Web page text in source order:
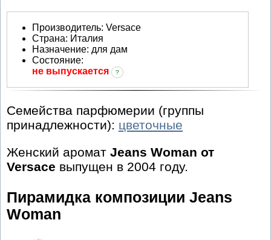
Производитель: Versace
Страна: Италия
Назначение: для дам
Состояние:
не выпускается
?
Семейства парфюмерии (группы
принадлежности): цветочные
Женский аромат Jeans Woman от
Versace выпущен в 2004 году.
Пирамидка композиции Jeans
Woman